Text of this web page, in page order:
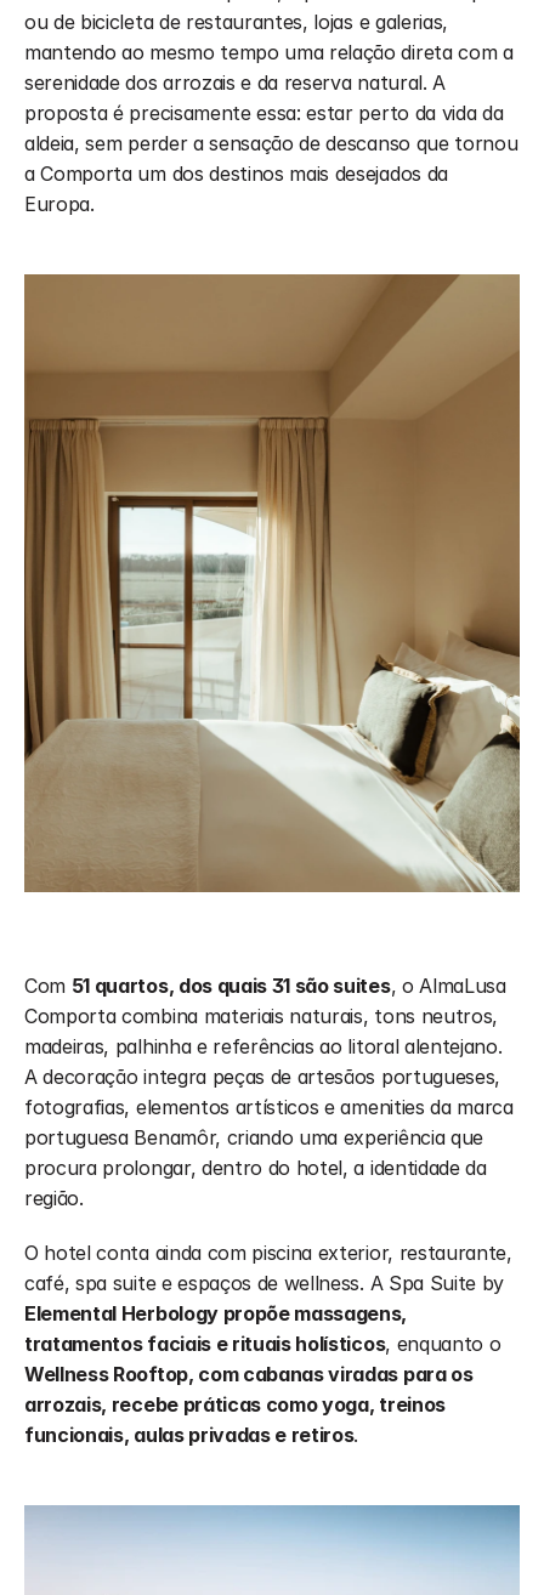
ou de bicicleta de restaurantes, lojas e galerias,
mantendo ao mesmo tempo uma relação direta com a
serenidade dos arrozais e da reserva natural. A
proposta é precisamente essa: estar perto da vida da
aldeia, sem perder a sensação de descanso que tornou
a Comporta um dos destinos mais desejados da
Europa.
Com 51 quartos, dos quais 31 são suites, o AlmaLusa
Comporta combina materiais naturais, tons neutros,
madeiras, palhinha e referências ao litoral alentejano.
A decoração integra peças de artesãos portugueses,
fotografias, elementos artísticos e amenities da marca
portuguesa Benamôr, criando uma experiência que
procura prolongar, dentro do hotel, a identidade da
região.
O hotel conta ainda com piscina exterior, restaurante,
Elemental Herbology propõe massagens,
tratamentos faciais e rituais holísticos
Wellness Rooftop, com cabanas viradas para os
arrozais, recebe práticas como yoga, treinos
funcionais, aulas privadas e retiros.